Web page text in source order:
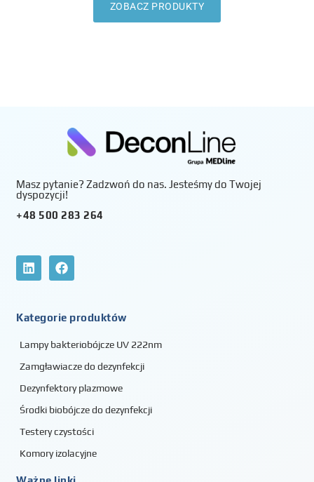
ZOBACZ PRODUKTY
Masz pytanie? Zadzwoń do nas. Jesteśmy do Twojej
dyspozycji!
+48 500 283 264
Kategorie produktów
Lampy bakteriobójcze UV 222nm
Zamgławiacze do dezynfekcji
Dezynfektory plazmowe
Środki biobójcze do dezynfekcji
Testery czystości
Komory izolacyjne